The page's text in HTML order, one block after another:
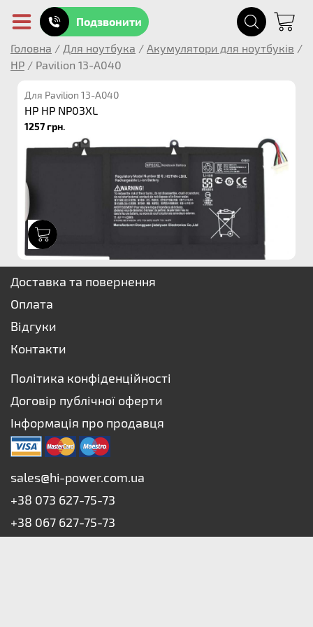
Подзвонити
Головна / Для ноутбука / Акумулятори для ноутбуків /
HP / Pavilion 13-A040
Для Pavilion 13-A040
HP HP NP03XL
1257 грн.
Доставка та повернення
Оплата
Відгуки
Контакти
Політика конфіденційності
Договір публічної оферти
Інформація про продавця
sales@hi-power.com.ua
+38 073 627-75-73
+38 067 627-75-73